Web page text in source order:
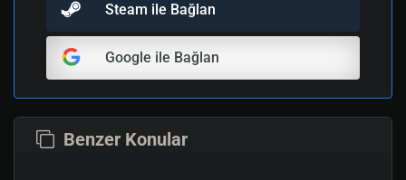
Steam ile Bağlan
Google ile Bağlan
Benzer Konular